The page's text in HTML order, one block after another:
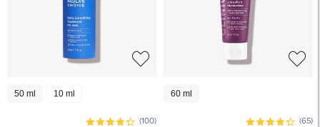
50 ml 10 ml
(100)
60 ml
(65)